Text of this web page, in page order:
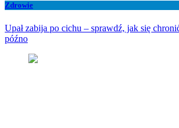
Zdrowie
Upał zabija po cichu – sprawdź, jak się
późno